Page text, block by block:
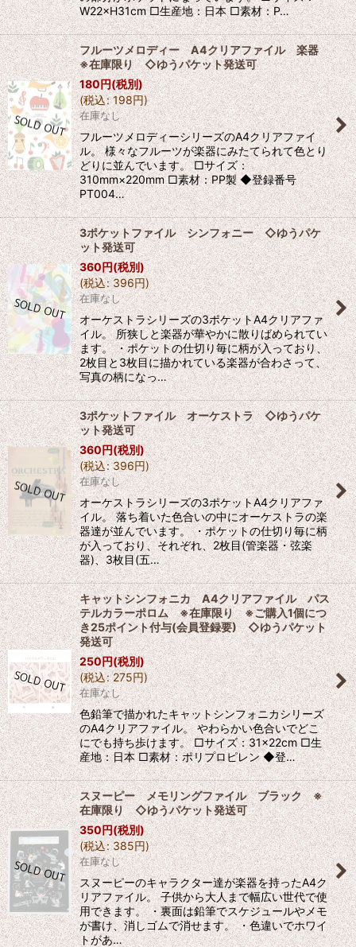
W22×H31cm □生産地：日本 □素材：P…
フルーツメロディー A4クリアファイル 楽器
※在庫限り ◇ゆうパケット発送可
180円(税別)
(税込: 198円)
在庫なし
フルーツメロディーシリーズのA4クリアファイ
ル。 様々なフルーツが楽器にみたてられて色とり
どりに並んでいます。 □サイズ：
310mm×220mm □素材：PP製 ◆登録番号
PT004…
3ポケットファイル シンフォニー ◇ゆうパケ
ット発送可
360円(税別)
(税込: 396円)
在庫なし
オーケストラシリーズの3ポケットA4クリアファ
イル。 所狭しと楽器が華やかに散りばめられてい
ます。 ・ポケットの仕切り毎に柄が入っており、
2枚目と3枚目に描かれている楽器が合わさって、
写真の柄になっ…
3ポケットファイル オーケストラ ◇ゆうパケ
ット発送可
360円(税別)
(税込: 396円)
在庫なし
オーケストラシリーズの3ポケットA4クリアファ
イル。 落ち着いた色合いの中にオーケストラの楽
器達が並んでいます。 ・ポケットの仕切り毎に柄
が入っており、それぞれ、2枚目(管楽器・弦楽
器)、3枚目(五…
キャットシンフォニカ A4クリアファイル パス
テルカラーポロム ※在庫限り ※ご購入1個につ
き25ポイント付与(会員登録要) ◇ゆうパケット
発送可
250円(税別)
(税込: 275円)
在庫なし
色鉛筆で描かれたキャットシンフォニカシリーズ
のA4クリアファイル。 やわらかい色合いでどこ
にでも持ち歩けます。 □サイズ：31×22cm □生
産地：日本 □素材：ポリプロピレン ◆登…
スヌーピー メモリングファイル ブラック ※
在庫限り ◇ゆうパケット発送可
350円(税別)
(税込: 385円)
在庫なし
スヌーピーのキャラクター達が楽器を持ったA4ク
リアファイル。 子供から大人まで幅広い世代で使
用できます。 ・裏面は鉛筆でスケジュールやメモ
が書け、消しゴムで消せます。 ・色違いでホワイ
トがあ…